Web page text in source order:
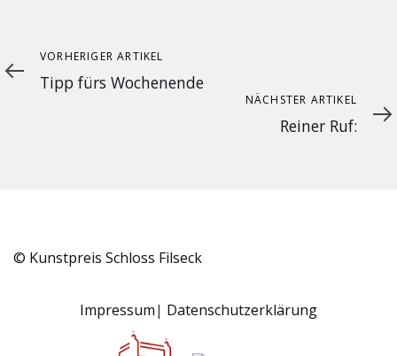
Vorheriger
Artikel
VORHERIGER ARTIKEL
Tipp fürs Wochenende
Nächster
Artikel
NÄCHSTER ARTIKEL
Reiner Ruf:
© Kunstpreis Schloss Filseck
Impressum Datenschutzerklärung